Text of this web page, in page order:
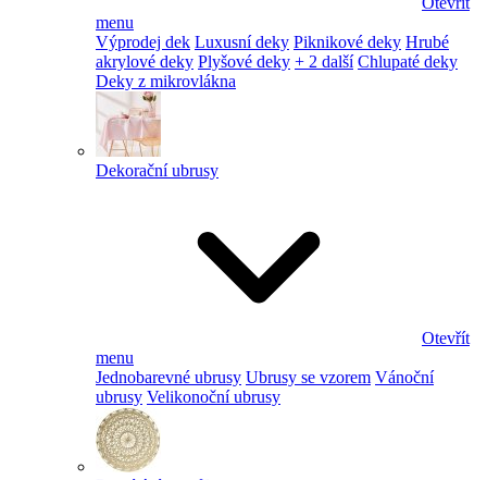
menu
Výprodej dek Luxusní deky Piknikové deky Hrubé
akrylové deky Plyšové deky + 2 další Chlupaté deky
Deky z mikrovlákna
Dekorační ubrusy
Otevřít
menu
Jednobarevné ubrusy Ubrusy se vzorem Vánoční
ubrusy Velikonoční ubrusy